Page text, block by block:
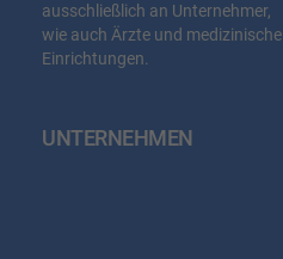
ausschließlich an Unternehmer,
wie auch Ärzte und medizinische
Einrichtungen.
UNTERNEHMEN